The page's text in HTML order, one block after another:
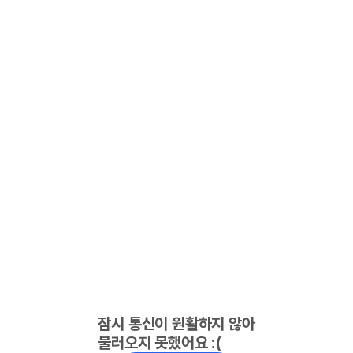
잠시 통신이 원활하지 않아
불러오지 못했어요 :(